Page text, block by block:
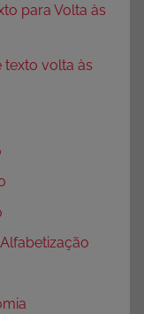
para Volta às
texto volta às